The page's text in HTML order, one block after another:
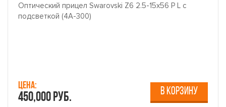
Оптический прицел Swarovski Z6 2.5-15x56 P L с
подсветкой (4A-300)
Цена:
450,000 руб. В КОРЗИНУ